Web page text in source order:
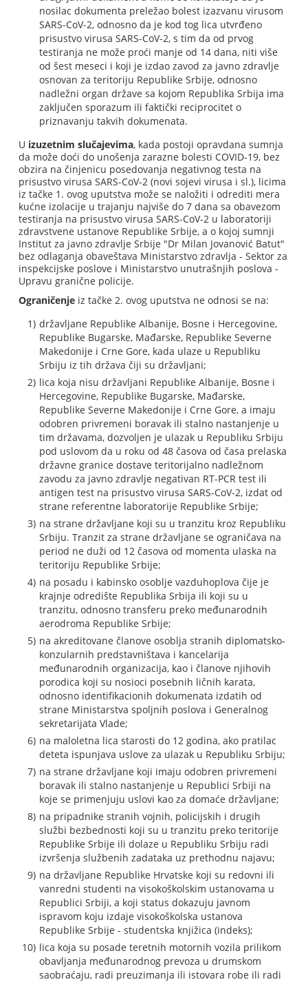
nosilac dokumenta preležao bolest izazvanu virusom
SARS-CoV-2, odnosno da je kod tog lica utvrđeno
prisustvo virusa SARS-CoV-2, s tim da od prvog
testiranja ne može proći manje od 14 dana, niti više
od šest meseci i koji je izdao zavod za javno zdravlje
osnovan za teritoriju Republike Srbije, odnosno
nadležni organ države sa kojom Republika Srbija ima
zaključen sporazum ili faktički reciprocitet o
priznavanju takvih dokumenata.
U izuzetnim slučajevima, kada postoji opravdana sumnja
da može doći do unošenja zarazne bolesti COVID-19, bez
obzira na činjenicu posedovanja negativnog testa na
prisustvo virusa SARS-CoV-2 (novi sojevi virusa i sl.), licima
iz tačke 1. ovog uputstva može se naložiti i odrediti mera
kućne izolacije u trajanju najviše do 7 dana sa obavezom
testiranja na prisustvo virusa SARS-CoV-2 u laboratoriji
zdravstvene ustanove Republike Srbije, a o kojoj sumnji
Institut za javno zdravlje Srbije "Dr Milan Jovanović Batut"
bez odlaganja obaveštava Ministarstvo zdravlja - Sektor za
inspekcijske poslove i Ministarstvo unutrašnjih poslova -
Upravu granične policije.
Ograničenje iz tačke 2. ovog uputstva ne odnosi se na:
državljane Republike Albanije, Bosne i Hercegovine,
Republike Bugarske, Mađarske, Republike Severne
Makedonije i Crne Gore, kada ulaze u Republiku
Srbiju iz tih država čiji su državljani;
lica koja nisu državljani Republike Albanije, Bosne i
Hercegovine, Republike Bugarske, Mađarske,
Republike Severne Makedonije i Crne Gore, a imaju
odobren privremeni boravak ili stalno nastanjenje u
tim državama, dozvoljen je ulazak u Republiku Srbiju
pod uslovom da u roku od 48 časova od časa prelaska
državne granice dostave teritorijalno nadležnom
zavodu za javno zdravlje negativan RT-PCR test ili
antigen test na prisustvo virusa SARS-CoV-2, izdat od
strane referentne laboratorije Republike Srbije;
na strane državljane koji su u tranzitu kroz Republiku
Srbiju. Tranzit za strane državljane se ograničava na
period ne duži od 12 časova od momenta ulaska na
teritoriju Republike Srbije;
na posadu i kabinsko osoblje vazduhoplova čije je
krajnje odredište Republika Srbija ili koji su u
tranzitu, odnosno transferu preko međunarodnih
aerodroma Republike Srbije;
na akreditovane članove osoblja stranih diplomatsko-
konzularnih predstavništava i kancelarija
međunarodnih organizacija, kao i članove njihovih
porodica koji su nosioci posebnih ličnih karata,
odnosno identifikacionih dokumenata izdatih od
strane Ministarstva spoljnih poslova i Generalnog
sekretarijata Vlade;
na maloletna lica starosti do 12 godina, ako pratilac
deteta ispunjava uslove za ulazak u Republiku Srbiju;
na strane državljane koji imaju odobren privremeni
boravak ili stalno nastanjenje u Republici Srbiji na
koje se primenjuju uslovi kao za domaće državljane;
na pripadnike stranih vojnih, policijskih i drugih
službi bezbednosti koji su u tranzitu preko teritorije
Republike Srbije ili dolaze u Republiku Srbiju radi
izvršenja službenih zadataka uz prethodnu najavu;
na državljane Republike Hrvatske koji su redovni ili
vanredni studenti na visokoškolskim ustanovama u
Republici Srbiji, a koji status dokazuju javnom
ispravom koju izdaje visokoškolska ustanova
Republike Srbije - studentska knjižica (indeks);
lica koja su posade teretnih motornih vozila prilikom
obavljanja međunarodnog prevoza u drumskom
saobraćaju, radi preuzimanja ili istovara robe ili radi